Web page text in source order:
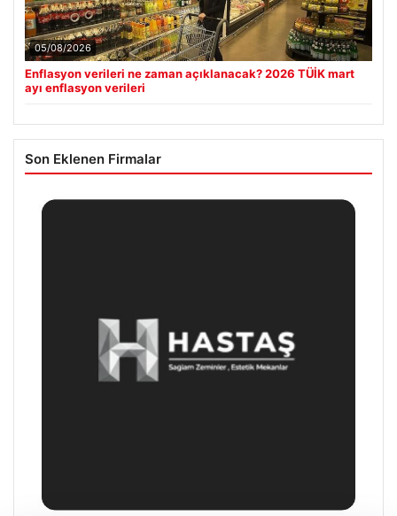
05/08/2026
Enflasyon verileri ne zaman açıklanacak? 2026 TÜİK mart
ayı enflasyon verileri
Son Eklenen Firmalar